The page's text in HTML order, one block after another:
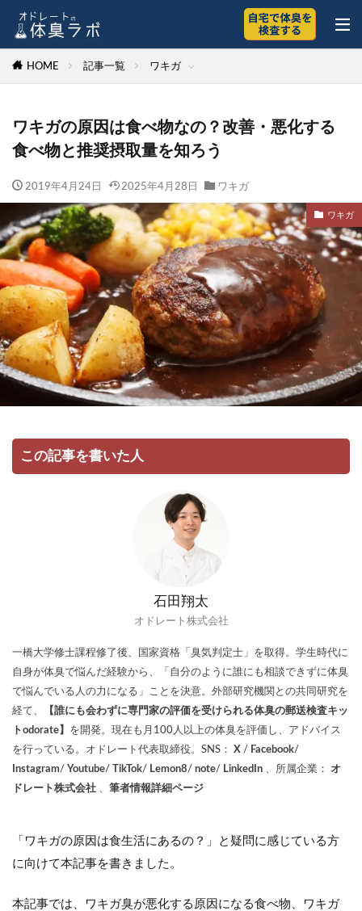
HOME 記事一覧 ワキガ
ワキガの原因は食べ物なの？改善・悪化する
食べ物と推奨摂取量を知ろう
2019年4月24日 2025年4月28日 ワキガ
ワキガ
この記事を書いた人
石田翔太
オドレート株式会社
一橋大学修士課程修了後、国家資格「臭気判定士」を取得。学生時代に
自身が体臭で悩んだ経験から、「自分のように誰にも相談できずに体臭
で悩んでいる人の力になる」ことを決意。外部研究機関との共同研究を
経て、
【誰にも会わずに専門家の評価を受けられる体臭の郵送検査キッ
トodorate】 を開発。現在も月100人以上の体臭を評価し、アドバイス
を行っている。オドレート代表取締役。SNS： X / Facebook/
Instagram/ Youtube/ TikTok/ Lemon8/ note/ LinkedIn 、所属企業： オ
ドレート株式会社 、 筆者情報詳細ページ
「ワキガの原因は食生活にあるの？」と疑問に感じている方
に向けて本記事を書きました。
本記事では、ワキガ臭が悪化する原因になる食べ物、ワキガ